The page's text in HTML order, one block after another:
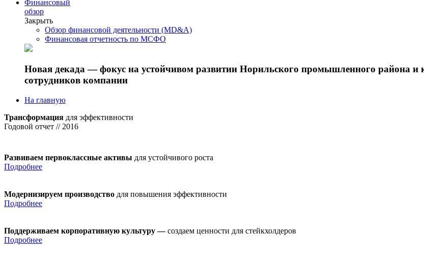
Финансовый
обзор
Закрыть
Обзор финансовой деятельности (MD&A)
Финансовая отчетность по МСФО
Новая декада — фокус на устойчивом развитии Норильского промышленного района
сотрудников компании
На главную
Трансформация для эффективности
Годовой отчет // 2016
Развиваем первоклассные активы для устойчивого роста
Подробнее
Модернизируем производство для повышения эффективности
Подробнее
Поддерживаем корпоративную культуру —создаем ценности для стейкхолдеров
Подробнее